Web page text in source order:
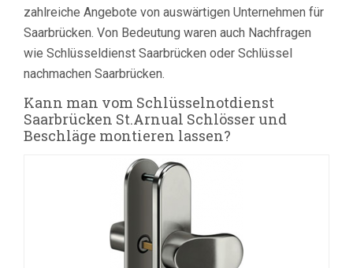
zahlreiche Angebote von auswärtigen Unternehmen für
Saarbrücken. Von Bedeutung waren auch Nachfragen
wie Schlüsseldienst Saarbrücken oder Schlüssel
nachmachen Saarbrücken.
Kann man vom Schlüsselnotdienst
Saarbrücken St.Arnual Schlösser und
Beschläge montieren lassen?